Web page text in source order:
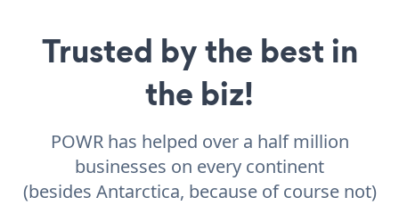
Trusted by the best in
the biz!
POWR has helped over a half million
businesses on every continent
(besides Antarctica, because of course not)